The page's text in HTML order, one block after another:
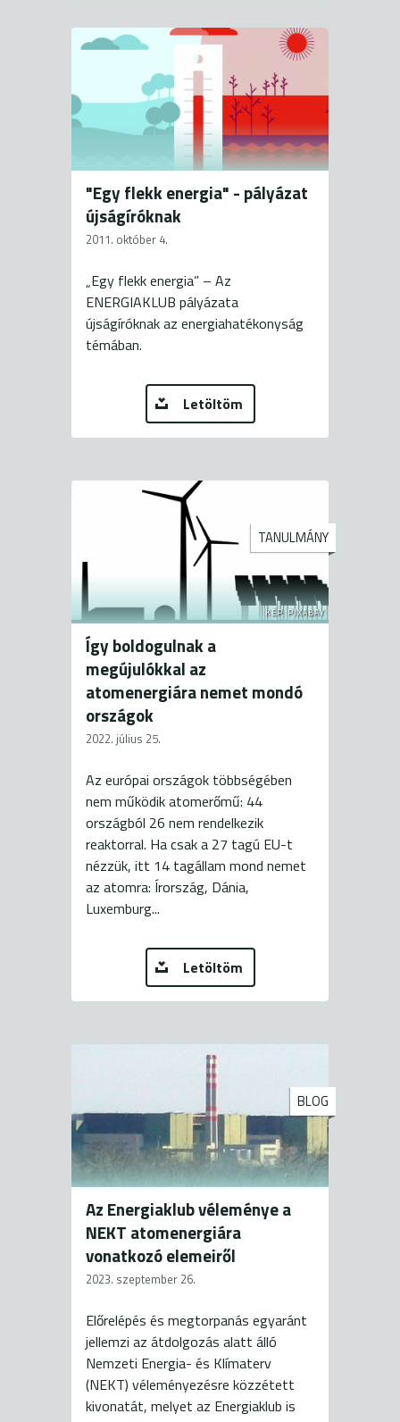
"Egy flekk energia" - pályázat
újságíróknak
2011. október 4.
„Egy flekk energia” – Az
ENERGIAKLUB pályázata
újságíróknak az energiahatékonyság
témában.
Letöltöm
KÉP: PIXABAY
TANULMÁNY
Így boldogulnak a
megújulókkal az
atomenergiára nemet mondó
országok
2022. július 25.
Az európai országok többségében
nem működik atomerőmű: 44
országból 26 nem rendelkezik
reaktorral. Ha csak a 27 tagú EU-t
nézzük, itt 14 tagállam mond nemet
az atomra: Írország, Dánia,
Luxemburg...
Letöltöm
BLOG
Az Energiaklub véleménye a
NEKT atomenergiára
vonatkozó elemeiről
2023. szeptember 26.
Előrelépés és megtorpanás egyaránt
jellemzi az átdolgozás alatt álló
Nemzeti Energia- és Klímaterv
(NEKT) véleményezésre közzétett
kivonatát, melyet az Energiaklub is